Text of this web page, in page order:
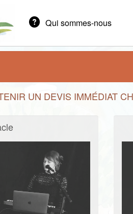
Qui sommes-nous
UN DEVIS IMMÉDIAT